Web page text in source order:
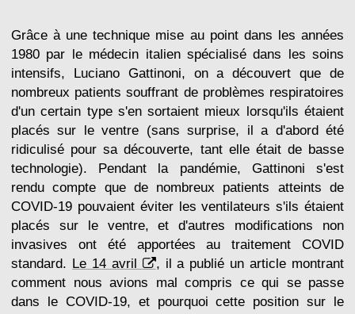
Grâce à une technique mise au point dans les années
1980 par le médecin italien spécialisé dans les soins
intensifs, Luciano Gattinoni, on a découvert que de
nombreux patients souffrant de problèmes respiratoires
d'un certain type s'en sortaient mieux lorsqu'ils étaient
placés sur le ventre (sans surprise, il a d'abord été
ridiculisé pour sa découverte, tant elle était de basse
technologie). Pendant la pandémie, Gattinoni s'est
rendu compte que de nombreux patients atteints de
COVID-19 pouvaient éviter les ventilateurs s'ils étaient
placés sur le ventre, et d'autres modifications non
invasives ont été apportées au traitement COVID
standard. Le 14 avril
, il a publié un article montrant
comment nous avions mal compris ce qui se passe
dans le COVID-19, et pourquoi cette position sur le